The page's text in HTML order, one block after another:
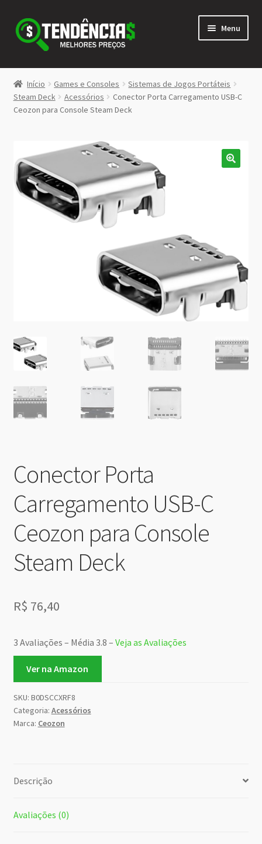
Pular
para
navegação
Pular
para
conteúdo
Menu
LOJA
<>
Início Games e Consoles
Sistemas de Jogos Portáteis
Steam Deck
Acessórios
Conector Porta Carregamento USB-C
Ceozon para Console Steam Deck
Conector Porta
Carregamento USB-C
Ceozon para Console
Steam Deck
R$ 76,40
3 Avaliações – Média 3.8 – Veja as Avaliações
Ver na Amazon
SKU: B0DSCCXRF8
Categoria: Acessórios
Marca: Ceozon
Descrição
Avaliações (0)